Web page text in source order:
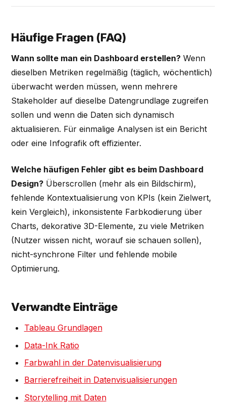
Häufige Fragen (FAQ)
Wann sollte man ein Dashboard erstellen? Wenn
dieselben Metriken regelmäßig (täglich, wöchentlich)
überwacht werden müssen, wenn mehrere
Stakeholder auf dieselbe Datengrundlage zugreifen
sollen und wenn die Daten sich dynamisch
aktualisieren. Für einmalige Analysen ist ein Bericht
oder eine Infografik oft effizienter.
Welche häufigen Fehler gibt es beim Dashboard
Design? Überscrollen (mehr als ein Bildschirm),
fehlende Kontextualisierung von KPIs (kein Zielwert,
kein Vergleich), inkonsistente Farbkodierung über
Charts, dekorative 3D-Elemente, zu viele Metriken
(Nutzer wissen nicht, worauf sie schauen sollen),
nicht-synchrone Filter und fehlende mobile
Optimierung.
Verwandte Einträge
Tableau Grundlagen
Data-Ink Ratio
Farbwahl in der Datenvisualisierung
Barrierefreiheit in Datenvisualisierungen
Storytelling mit Daten